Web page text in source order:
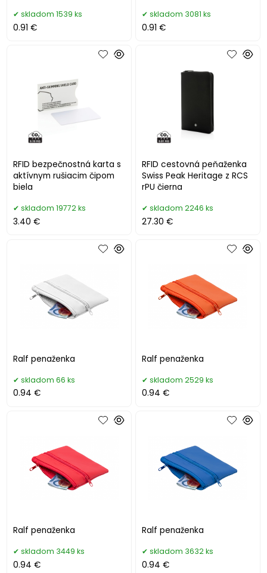
skladom 1539 ks
0.91 €
skladom 3081 ks
0.91 €
RFID bezpečnostná karta s
aktívnym rušiacim čipom
biela
skladom 19772 ks
3.40 €
RFID cestovná peňaženka
Swiss Peak Heritage z RCS
rPU čierna
skladom 2246 ks
27.30 €
Ralf penaženka
skladom 66 ks
0.94 €
Ralf penaženka
skladom 2529 ks
0.94 €
Ralf penaženka
skladom 3449 ks
0.94 €
Ralf penaženka
skladom 3632 ks
0.94 €